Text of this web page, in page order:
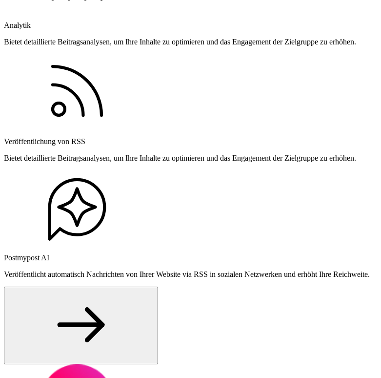
Analytik
Bietet detaillierte Beitragsanalysen, um Ihre Inhalte zu optimieren und das Engagement der Zielgruppe zu erhöhen.
Veröffentlichung von RSS
Bietet detaillierte Beitragsanalysen, um Ihre Inhalte zu optimieren und das Engagement der Zielgruppe zu erhöhen.
Postmypost AI
Veröffentlicht automatisch Nachrichten von Ihrer Website via RSS in sozialen Netzwerken und erhöht Ihre Reichweite.